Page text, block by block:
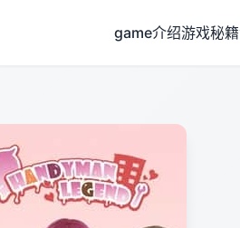
game介绍游戏秘籍